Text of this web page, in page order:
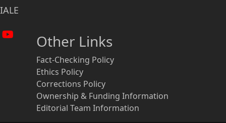
Other Links
Fact-Checking Policy
Ethics Policy
Corrections Policy
Ownership & Funding Information
Editorial Team Information